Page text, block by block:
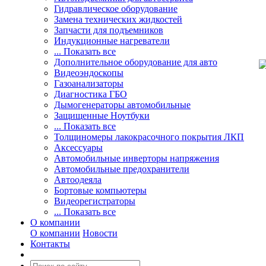
Гидравлическое оборудование
Замена технических жидкостей
Запчасти для подъемников
Индукционные нагреватели
... Показать все
Дополнительное оборудование для авто
Видеоэндоскопы
Газоанализаторы
Диагностика ГБО
Дымогенераторы автомобильные
Защищенные Ноутбуки
... Показать все
Толщиномеры лакокрасочного покрытия ЛКП
Аксессуары
Автомобильные инверторы напряжения
Автомобильные предохранители
Автоодеяла
Бортовые компьютеры
Видеорегистраторы
... Показать все
О компании
О компании Новости
Контакты